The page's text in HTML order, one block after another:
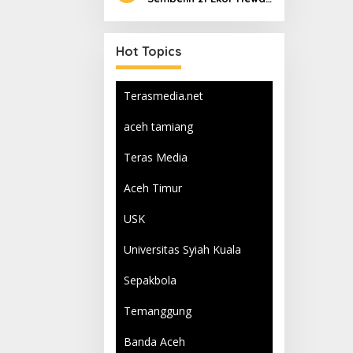
Hot Topics
Terasmedia.net
aceh tamiang
Teras Media
Aceh Timur
USK
Universitas Syiah Kuala
Sepakbola
Temanggung
Banda Aceh